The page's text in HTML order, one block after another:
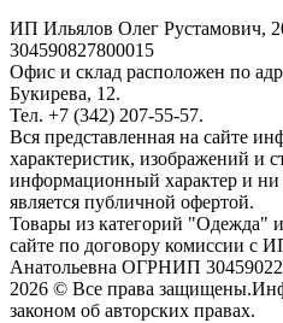
ИП Ильялов Олег Рустамович,
304590827800015
Офис и склад расположен по
Букирева, 12.
Тел. +7 (342) 207-55-57.
Вся представленная на сайте
характеристик, изображений и
информационный характер и ни
является публичной офертой.
Товары из категорий "Одежда"
сайте по договору комиссии с
Анатольевна ОГРНИП
2026 © Все права
законом об авторских правах.